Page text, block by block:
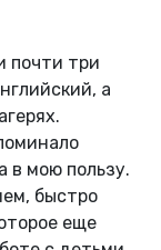
почти три
а
в мою пользу.
быстро
еще